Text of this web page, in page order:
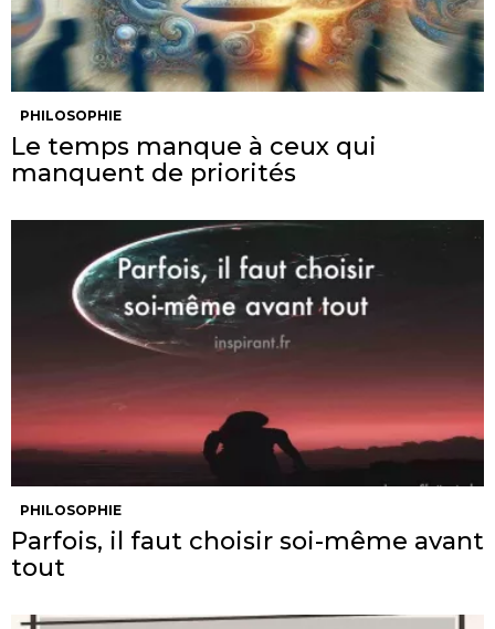
PHILOSOPHIE
Le temps manque à ceux qui
manquent de priorités
PHILOSOPHIE
Parfois, il faut choisir soi-même avant
tout